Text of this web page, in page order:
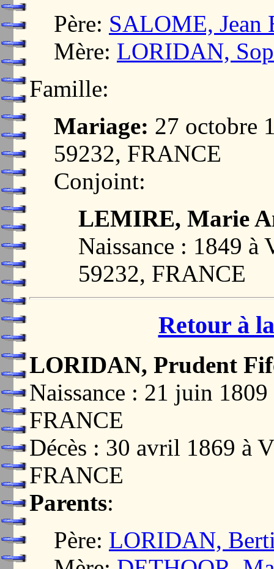
Père: SALOME, Jean
Mère: LORIDAN,
Famille:
Mariage: 27 octobre
59232, FRANCE
Conjoint:
LEMIRE, Marie
Naissance : 1849
59232, FRANCE
Retour à
LORIDAN, Prudent
Naissance : 21 juin
FRANCE
Décès : 30 avril 1869 à
FRANCE
Parents:
Père: LORIDAN,